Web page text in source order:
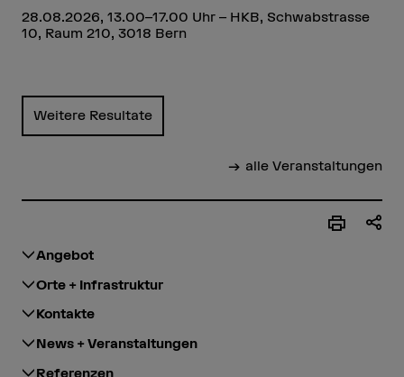
28.08.2026, 13.00–17.00 Uhr – HKB, Schwabstrasse
10, Raum 210, 3018 Bern
Weitere Resultate
alle Veranstaltungen
Angebot
Orte + Infrastruktur
Kontakte
News + Veranstaltungen
Referenzen